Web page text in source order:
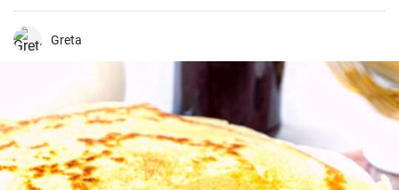
Greta